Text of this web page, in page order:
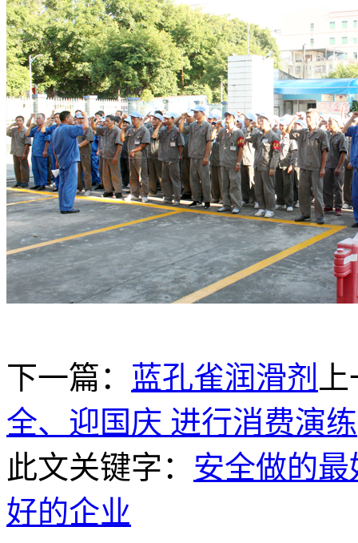
下一篇： 蓝孔雀润滑剂
全、迎国庆 进行消费演练
此文关键字： 安全做的
好的企业